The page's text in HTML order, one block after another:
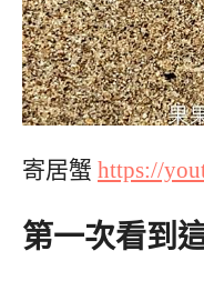
寄居蟹 https://
第一次看到